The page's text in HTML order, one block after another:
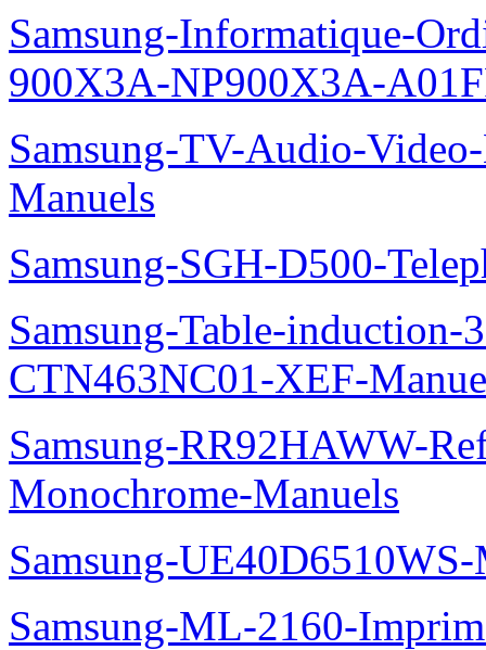
Samsung-Informatique-
900X3A-NP900X3A-
Samsung-TV-Audio-
Manuels
Samsung-SGH-D500-
Samsung-Table-
CTN463NC01-XEF-
Samsung-RR92HAWW-
Monochrome-Manuels
Samsung-UE40D6510WS-
Samsung-ML-2160-